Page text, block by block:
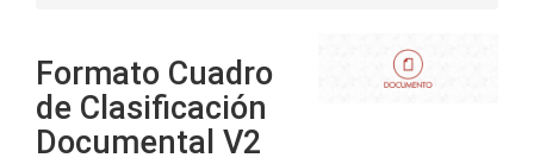
Formato Cuadro
de Clasificación
Documental V2